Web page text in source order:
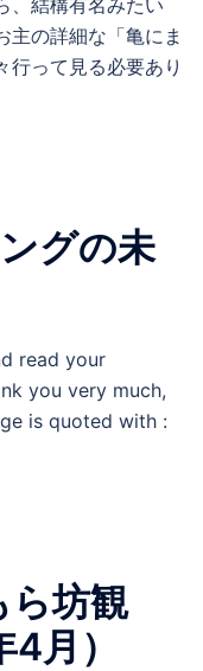
、結構有名みたい
主の詳細な「亀にま
行って見る必要あり
グの未
read your
you very much,
is quoted with :
ら坊観
月）